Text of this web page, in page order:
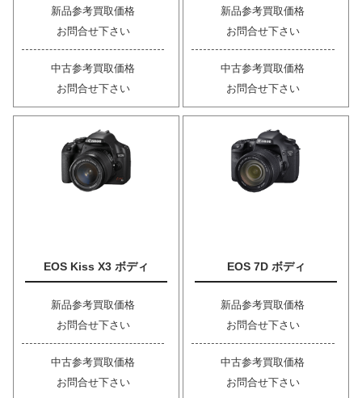
新品参考買取価格
お問合せ下さい
中古参考買取価格
お問合せ下さい
新品参考買取価格
お問合せ下さい
中古参考買取価格
お問合せ下さい
EOS Kiss X3 ボディ
新品参考買取価格
お問合せ下さい
中古参考買取価格
お問合せ下さい
EOS 7D ボディ
新品参考買取価格
お問合せ下さい
中古参考買取価格
お問合せ下さい